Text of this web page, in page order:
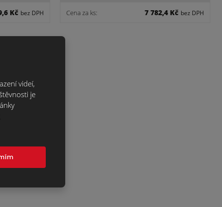
Kč bez DPH Cena za ks: 7 782,4 Kč bez DPH
videí,
je